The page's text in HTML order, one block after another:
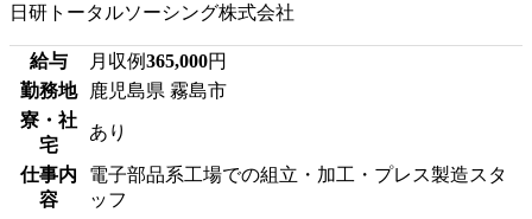
日研トータルソーシング株式会社
給与 月収例365,000円
勤務地
鹿児島県 霧島市
寮・社
宅
あり
仕事内
容
電子部品系工場での組立・加工・プレス製造スタ
ッフ